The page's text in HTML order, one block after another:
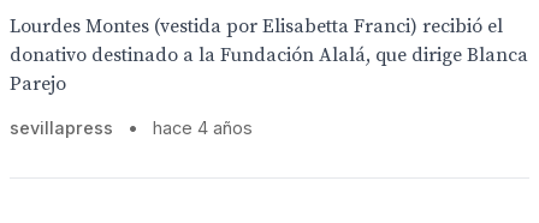
Lourdes Montes (vestida por Elisabetta Franci) recibió el
donativo destinado a la Fundación Alalá, que dirige Blanca
Parejo
sevillapress • hace 4 años